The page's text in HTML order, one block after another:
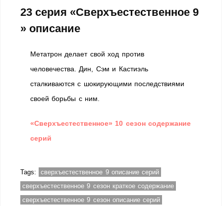
23 серия «Сверхъестественное 9
» описание
Метатрон делает свой ход против
человечества. Дин, Сэм и Кастиэль
сталкиваются с шокирующими последствиями
своей борьбы с ним.
«Сверхъестественное» 10 сезон содержание
серий
Tags:
сверхъестественное 9 описание серий
сверхъестественное 9 сезон краткое содержание
сверхъестественное 9 сезон описание серий